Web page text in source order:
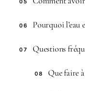
05
06 Pourquoi l’eau
07 Questions
08 Que faire